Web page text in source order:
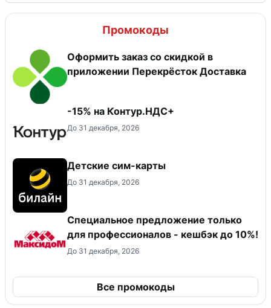
Промокоды
Оформить заказ со скидкой в
приложении Перекрёсток Доставка
-15% на Контур.НДС+
До 31 декабря, 2026
Детские сим-карты
До 31 декабря, 2026
Специальное предложение только
для профессионалов - кешбэк до 10%!
До 31 декабря, 2026
Все промокоды